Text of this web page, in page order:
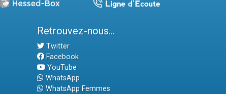
Retrouvez-nous...
Twitter
Facebook
YouTube
WhatsApp
WhatsApp Femmes